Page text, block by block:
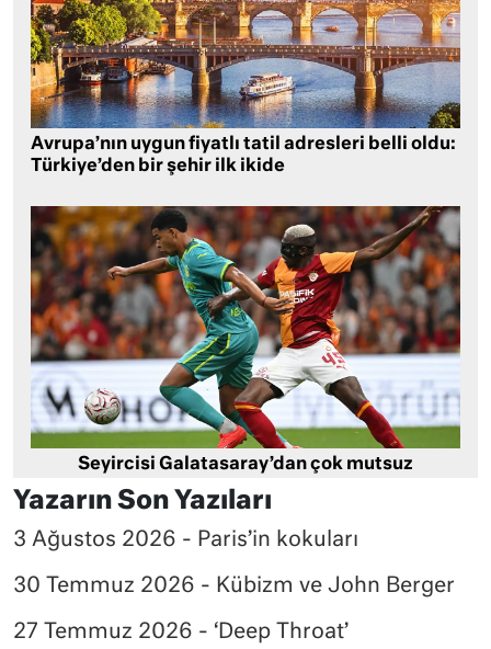
Avrupa’nın uygun fiyatlı tatil adresleri belli oldu:
Türkiye’den bir şehir ilk ikide
Seyircisi Galatasaray’dan çok mutsuz
Yazarın Son Yazıları
3 Ağustos 2026 - Paris’in kokuları
30 Temmuz 2026 - Kübizm ve John Berger
27 Temmuz 2026 - ‘Deep Throat’